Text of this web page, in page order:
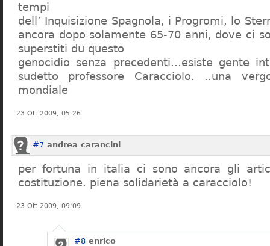
tempi
dell’ Inquisizione Spagnola, i Progromi, lo
ancora dopo solamente 65-70 anni, dove ci
superstiti du questo
genocidio senza precedenti…esiste gente
sudetto professore Caracciolo. ..una
mondiale
23 Ott 2009, 05:26
#7 andrea carancini
per fortuna in italia ci sono ancora gli
costituzione. piena solidarietà a caracciolo!
23 Ott 2009, 09:09
#8 enrico